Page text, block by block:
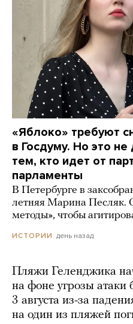
«Яблоко» требуют
в Госдуму. Но это
тем, кто идет от
парламенты
В Петербурге в
летняя Марина Песляк.
методы», чтобы
ИСТОРИИ день назад
Пляжи Геленджика
на фоне угрозы атаки
3 августа из-за
на один из пляжей